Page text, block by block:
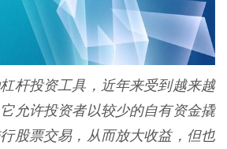
杆投资工具，近年来受到越来越
允许投资者以较少的自有资金撬
股票交易，从而放大收益，但也